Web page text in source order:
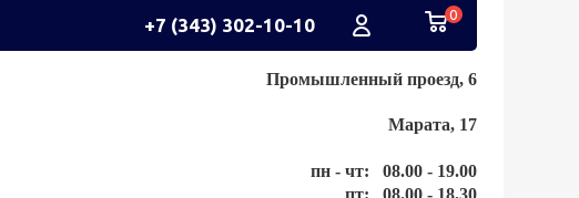
+7 (343) 302-10-10 0
Промышленный проезд, 6
Марата, 17
пн - чт: 08.00 - 19.00
пт: 08.00 - 18.30